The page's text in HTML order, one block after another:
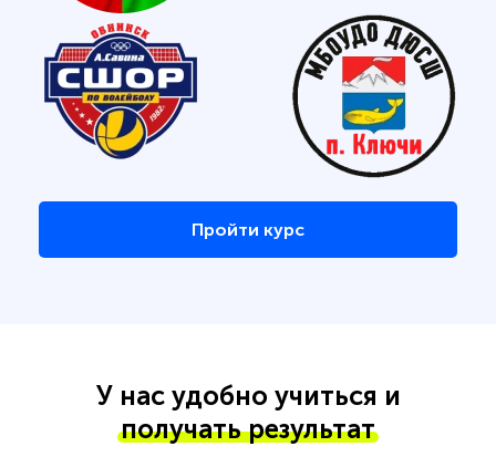
Пройти курс
У нас удобно учиться и
получать результат